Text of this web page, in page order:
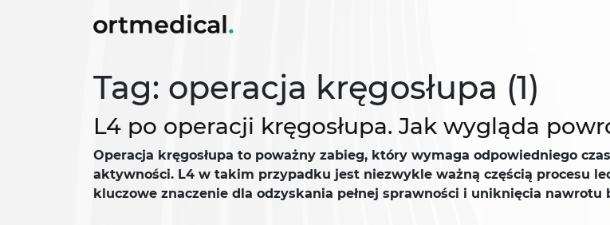
Tag: operacja kręgosłupa (1)
L4 po operacji kręgosłupa. Jak wygląda
Operacja kręgosłupa to poważny zabieg, który wymaga odpowiedniego
aktywności. L4 w takim przypadku jest niezwykle ważną częścią procesu
kluczowe znaczenie dla odzyskania pełnej sprawności i uniknięcia nawrotu